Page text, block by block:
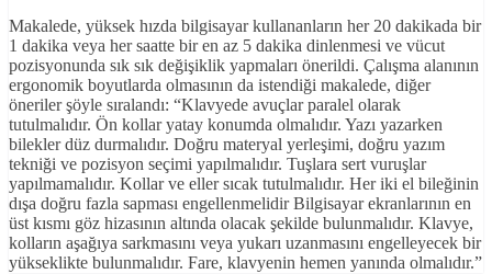
Makalede, yüksek hızda bilgisayar kullananların her 20 dakikada bir
1 dakika veya her saatte bir en az 5 dakika dinlenmesi ve vücut
pozisyonunda sık sık değişiklik yapmaları önerildi. Çalışma alanının
ergonomik boyutlarda olmasının da istendiği makalede, diğer
öneriler şöyle sıralandı: “Klavyede avuçlar paralel olarak
tutulmalıdır. Ön kollar yatay konumda olmalıdır. Yazı yazarken
bilekler düz durmalıdır. Doğru materyal yerleşimi, doğru yazım
tekniği ve pozisyon seçimi yapılmalıdır. Tuşlara sert vuruşlar
yapılmamalıdır. Kollar ve eller sıcak tutulmalıdır. Her iki el bileğinin
dışa doğru fazla sapması engellenmelidir Bilgisayar ekranlarının en
üst kısmı göz hizasının altında olacak şekilde bulunmalıdır. Klavye,
kolların aşağıya sarkmasını veya yukarı uzanmasını engelleyecek bir
yükseklikte bulunmalıdır. Fare, klavyenin hemen yanında olmalıdır.”